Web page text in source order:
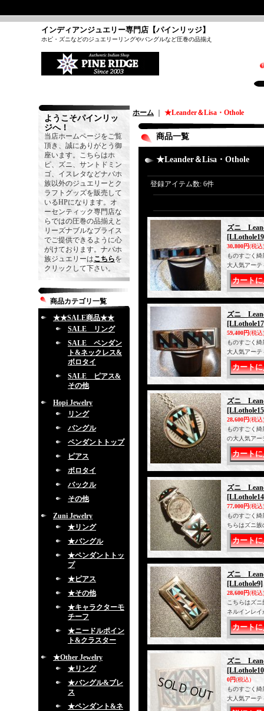
インディアンジュエリー専門店【パインリッジ】
ホピ・ズニなどのジュエリーリングやバングルなど圧巻の品揃え
ようこそパインリッ
ジへ！
当店ホームページをご覧
頂き、誠にありがとう御
座います。こちらはホ
ピ、ズニ、サントドミン
ゴ、イスレタなどナバホ
族以外のジュエリーとク
ラフトグッズを販売して
いるHPになります。オ
ーセンティック専門店な
らではの圧巻の品揃えと
リーズナブルなプライス
でご提供できるように心
がけております。ナバホ
族ジュエリーはこちらを
クリックして下さい。
商品カテゴリ一覧
★★SALE商品★★
SALE リング
SALE ペンダン
ト&ネックレス&
ボロタイ
SALE ピアス&
その他
Hopi Jewelry
リング
バングル
ペンダントトップ
ピアス
ボロタイ
バックル
その他
Zuni Jewelry
★リング
★バングル
★ペンダントトッ
プ
★ピアス
★その他
★キャラクターモ
チーフ
★ニードルポイン
ト&クラスター
★Other Jewelry
★リング
★バングル&ブレ
ス
★ペンダント&ネ
ホーム ★Leander＆Lisa・Othole
商品一覧
★Leander＆Lisa・Othole
登録アイテム数: 6件
ズニ
30,800円(税込)
ものすごく
大人気アーテ
ズニ
59,400円(税込)
ものすごく
大人気アーテ
ズニ
28,600円(税込)
ものすごく
の大人気アー
ズニ
77,000円(税込)
ものすごく
ちらはズニ族
ズニ
[LLothole9]
28,600円(税込)
こちらはズ
ネルインレ
ズニ
0円(税込)
ものすごく
大人気アーテ